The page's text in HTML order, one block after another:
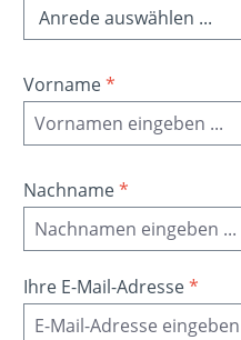
Vorname*
Nachname*
Ihre E-Mail-Adresse*